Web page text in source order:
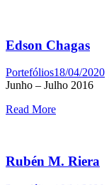
Edson Chagas
Portefólios18/04/2020
Junho – Julho 2016
Read More
Rubén M. Riera